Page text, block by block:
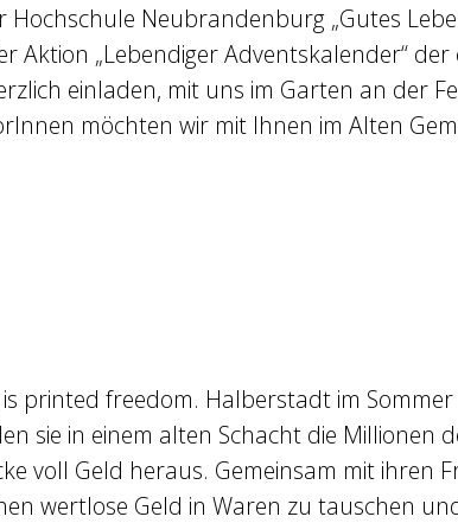
Neubrandenburg „Gutes
„Lebendiger Adventskalender“
einladen, mit uns im Garten an der
möchten wir mit Ihnen im Alten
printed freedom. Halberstadt im
sie in einem alten Schacht die Millionen
voll Geld heraus. Gemeinsam mit ihren
wertlose Geld in Waren zu tauschen